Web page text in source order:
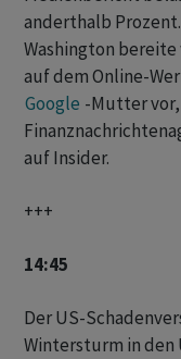
anderthalb
Washington
auf dem Online-
Google -Mutter
auf Insider.
+++
14:45
Der US-
Wintersturm in den